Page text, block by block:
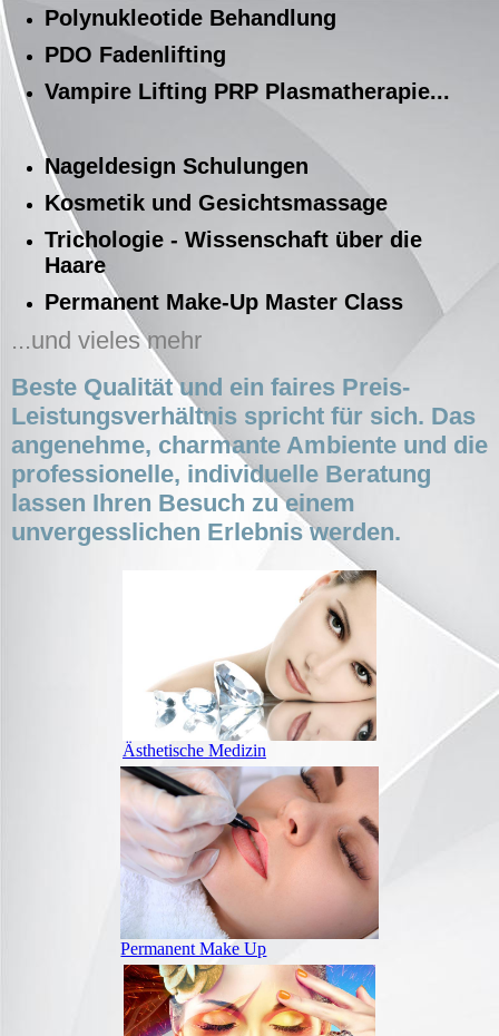
Polynukleotide Behandlung
PDO Fadenlifting
Vampire Lifting PRP Plasmatherapie...
Nageldesign Schulungen
Kosmetik und Gesichtsmassage
Trichologie - Wissenschaft über die
Haare
Permanent Make-Up Master Class
...und vieles mehr
Beste Qualität und ein faires Preis-
Leistungsverhältnis spricht für sich. Das
angenehme, charmante Ambiente und die
professionelle, individuelle Beratung
lassen Ihren Besuch zu einem
unvergesslichen Erlebnis werden.
Ästhetische Medizin
Permanent Make Up